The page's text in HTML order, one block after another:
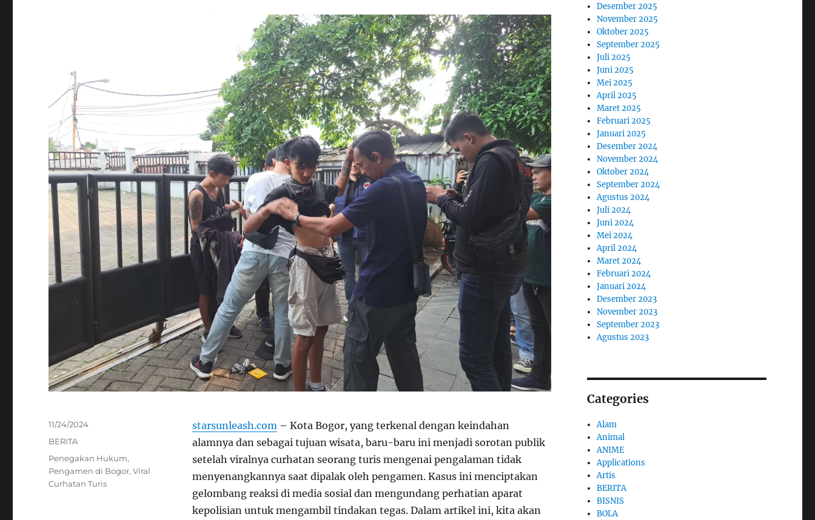
starsunleash.com – Kota Bogor, yang terkenal dengan keindahan
alamnya dan sebagai tujuan wisata, baru-baru ini menjadi sorotan publik
setelah viralnya curhatan seorang turis mengenai pengalaman tidak
menyenangkannya saat dipalak oleh pengamen. Kasus ini menciptakan
gelombang reaksi di media sosial dan mengundang perhatian aparat
kepolisian untuk mengambil tindakan tegas. Dalam artikel ini, kita akan
Posted
11/24/2024
Categories
BERITA
Tags
Penegakan Hukum,
Pengamen di Bogor,Viral
Curhatan Turis
Desember 2025
November 2025
Oktober 2025
September 2025
Juli 2025
Juni 2025
Mei 2025
April 2025
Maret 2025
Februari 2025
Januari 2025
Desember 2024
November 2024
Oktober 2024
September 2024
Agustus 2024
Juli 2024
Juni 2024
Mei 2024
April 2024
Maret 2024
Februari 2024
Januari 2024
Desember 2023
November 2023
September 2023
Agustus 2023
Categories
Alam
Animal
ANIME
Applications
Artis
BERITA
BISNIS
BOLA